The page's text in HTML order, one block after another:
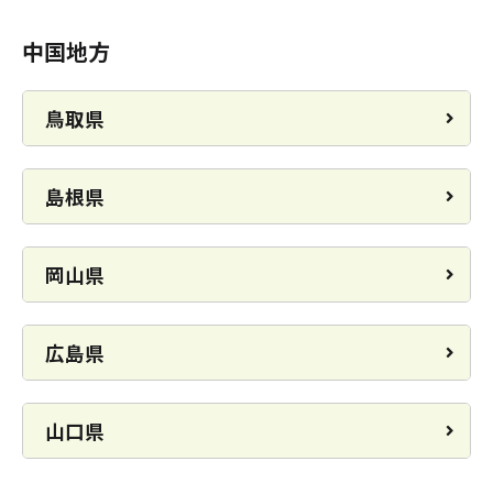
中国地方
鳥取県
島根県
岡山県
広島県
山口県